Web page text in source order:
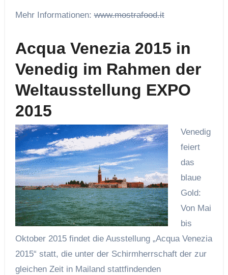
Mehr Informationen:www.mostrafood.it
Acqua Venezia 2015 in
Venedig im Rahmen der
Weltausstellung EXPO
2015
Venedig
feiert
das
blaue
Gold:
Von Mai
bis
Oktober 2015 findet die Ausstellung „Acqua Venezia
2015“ statt, die unter der Schirmherrschaft der zur
gleichen Zeit in Mailand stattfindenden